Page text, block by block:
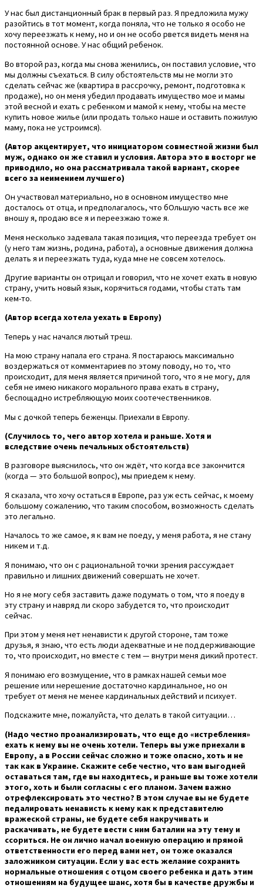
У нас был дистанционный брак в первый раз. Я предложила мужу
разойтись в тот момент, когда поняла, что не только я особо не
хочу переезжать к нему, но и он не особо рвется видеть меня на
постоянной основе. У нас общий ребенок.
Во второй раз, когда мы снова женились, он поставил условие, что
мы должны съехаться. В силу обстоятельств мы не могли это
сделать сейчас же (квартира в рассрочку, ремонт, подготовка к
продаже), но он меня убедил продавать имущество мое и мамы
этой весной и ехать с ребенком и мамой к нему, чтобы на месте
купить новое жилье (или продать только наше и оставить пожилую
маму, пока не устроимся).
(Автор акцентирует, что инициатором совместной жизни был
муж, однако он же ставил и условия. Автора это в восторг не
приводило, но она рассматривала такой вариант, скорее
всего за неимением лучшего)
Он участвовал материально, но в основном имущество мне
досталось от отца, и предполагалось, что бОльшую часть все же
вношу я, продаю все я и переезжаю тоже я.
Меня несколько задевала такая позиция, что переезда требует он
(у него там жизнь, родина, работа), а основные движения должна
делать я и переезжать туда, куда мне не совсем хотелось.
Другие варианты он отрицал и говорил, что не хочет ехать в новую
страну, учить новый язык, корячиться годами, чтобы стать там
кем-то.
(Автор всегда хотела уехать в Европу)
Теперь у нас начался лютый треш.
На мою страну напала его страна. Я постараюсь максимально
воздержаться от комментариев по этому поводу, но то, что
происходит, для меня является причиной того, что я не могу, для
себя не имею никакого морального права ехать в страну,
беспощадно истребляющую моих соотечественников.
Мы с дочкой теперь беженцы. Приехали в Европу.
(Случилось то, чего автор хотела и раньше. Хотя и
вследствие очень печальных обстоятельств)
В разговоре выяснилось, что он ждёт, что когда все закончится
(когда — это большой вопрос), мы приедем к нему.
Я сказала, что хочу остаться в Европе, раз уж есть сейчас, к моему
большому сожалению, что таким способом, возможность сделать
это легально.
Началось то же самое, я к вам не поеду, у меня работа, я не стану
никем и т.д.
Я понимаю, что он с рациональной точки зрения рассуждает
правильно и лишних движений совершать не хочет.
Но я не могу себя заставить даже подумать о том, что я поеду в
эту страну и навряд ли скоро забудется то, что происходит
сейчас.
При этом у меня нет ненависти к другой стороне, там тоже
друзья, я знаю, что есть люди адекватные и не поддерживающие
то, что происходит, но вместе с тем — внутри меня дикий протест.
Я понимаю его возмущение, что в рамках нашей семьи мое
решение или нерешение достаточно кардинальное, но он
требует от меня не менее кардинальных действий и психует.
Подскажите мне, пожалуйста, что делать в такой ситуации…
(Надо честно проанализировать, что еще до «истребления»
ехать к нему вы не очень хотели. Теперь вы уже приехали в
Европу, а в России сейчас сложно и тоже опасно, хоть и не
так как в Украине. Скажите себе честно, что вам выгодней
оставаться там, где вы находитесь, и раньше вы тоже хотели
этого, хоть и были согласны с его планом. Зачем важно
отрефлексировать это честно? В этом случае вы не будете
педалировать ненависть к нему как к представителю
вражеской страны, не будете себя накручивать и
раскачивать, не будете вести с ним баталии на эту тему и
ссориться. Не он лично начал военную операцию и прямой
ответственности его перед вами нет, он тоже оказался
заложником ситуации. Если у вас есть желание сохранить
нормальные отношения с отцом своего ребенка и дать этим
отношениям на будущее шанс, хотя бы в качестве дружбы и